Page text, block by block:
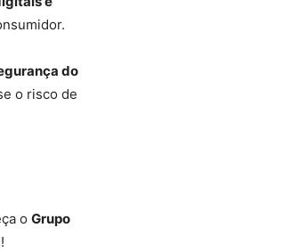
do
o risco de
o Grupo